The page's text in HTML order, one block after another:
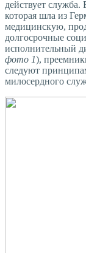
действует
которая шла из
медицинскую,
долгосрочные
исполнительный
фото 1),
следуют
милосердного